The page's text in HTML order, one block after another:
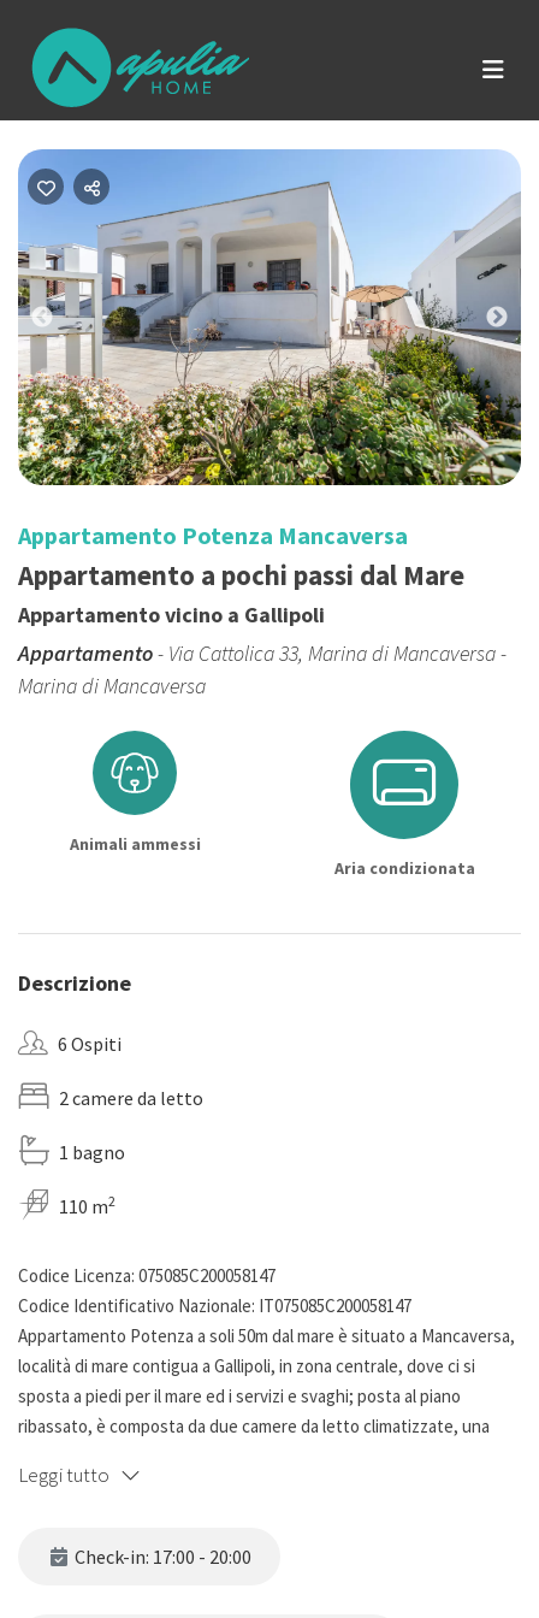
Previous
Appartamento Potenza Mancaversa
Appartamento a pochi passi dal Mare
Appartamento vicino a Gallipoli
Appartamento- Via Cattolica 33, Marina di Mancaversa -
Marina di Mancaversa
Animali ammessi
Aria condizionata
Descrizione
6 Ospiti
2 camere da letto
1 bagno
110 m2
Codice Licenza: 075085C200058147
Codice Identificativo Nazionale: IT075085C200058147
Appartamento Potenza a soli 50m dal mare è situato a Mancaversa,
località di mare contigua a Gallipoli, in zona centrale, dove ci si
sposta a piedi per il mare ed i servizi e svaghi; posta al piano
ribassato, è composta da due camere da letto climatizzate, una
soggiorno attrezzato con tavolo e sedie da pranzo, angolo cottura,
anche di uno spazio esterno attrezzato con mobili da giardino e una
Leggi tutto
Check-in: 17:00 - 20:00